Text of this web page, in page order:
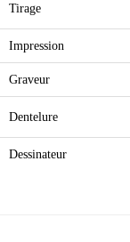
Tirage
Impression
Graveur
Dentelure
Dessinateur